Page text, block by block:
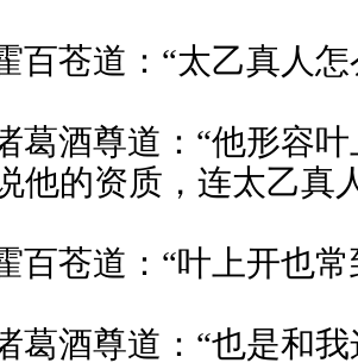
百苍道：“太乙真人怎
葛酒尊道：“他形容
他的资质，连太乙真
百苍道：“叶上开也常
葛酒尊道：“也是和